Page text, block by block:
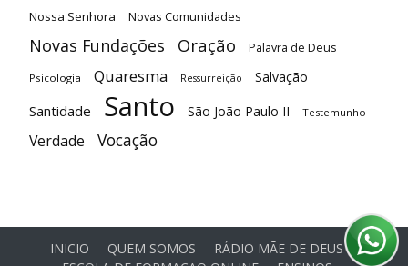
Nossa Senhora Novas Comunidades
Novas Fundações Oração Palavra de Deus
Psicologia Quaresma Ressurreição Salvação
Santidade Santo São João Paulo II Testemunho
Verdade Vocação
INICIO QUEM SOMOS
RÁDIO MÃE DE DEUS